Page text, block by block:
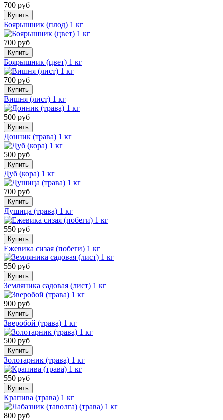
700 руб
Купить
Боярышник (плод) 1 кг
700 руб
Купить
Боярышник (цвет) 1 кг
700 руб
Купить
Вишня (лист) 1 кг
500 руб
Купить
Донник (трава) 1 кг
500 руб
Купить
Дуб (кора) 1 кг
700 руб
Купить
Душица (трава) 1 кг
550 руб
Купить
Ежевика сизая (побеги) 1 кг
550 руб
Купить
Земляника садовая (лист) 1 кг
900 руб
Купить
Зверобой (трава) 1 кг
500 руб
Купить
Золотарник (трава) 1 кг
550 руб
Купить
Крапива (трава) 1 кг
800 руб